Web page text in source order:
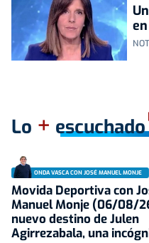
Lo + escuchado
ONDA VASCA CON JOSÉ MANUEL MONJE
Movida Deportiva con
Manuel Monje (06/08/
nuevo destino de Julen
Agirrezabala, una